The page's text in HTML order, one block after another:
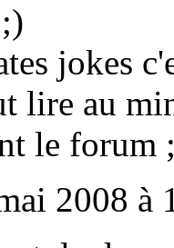
jokes
lire au
le forum
2008 à